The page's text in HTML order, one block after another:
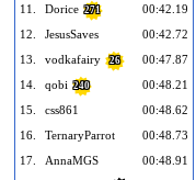
11.
Dorice 271
00:42.19
12.
JesusSaves
00:42.72
13.
vodkafairy 26
00:47.87
14.
qobi 240
00:48.21
15.
css861
00:48.62
16.
TernaryParrot
00:48.73
17.
AnnaMGS
00:48.91